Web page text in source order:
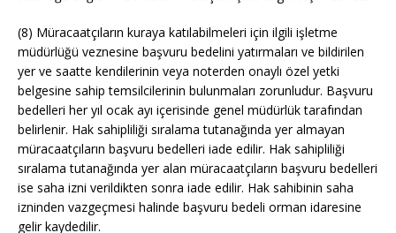
(8) Müracaatçıların kuraya katılabilmeleri için ilgili işletme
müdürlüğü veznesine başvuru bedelini yatırmaları ve bildirilen
yer ve saatte kendilerinin veya noterden onaylı özel yetki
belgesine sahip temsilcilerinin bulunmaları zorunludur. Başvuru
bedelleri her yıl ocak ayı içerisinde genel müdürlük tarafından
belirlenir. Hak sahipliliği sıralama tutanağında yer almayan
müracaatçıların başvuru bedelleri iade edilir. Hak sahipliliği
sıralama tutanağında yer alan müracaatçıların başvuru bedelleri
ise saha izni verildikten sonra iade edilir. Hak sahibinin saha
izninden vazgeçmesi halinde başvuru bedeli orman idaresine
gelir kaydedilir.